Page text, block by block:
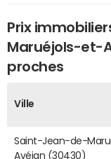
Prix
Maruéjols-et-
proches
Ville
Saint-Jean-de-
Avéjan (30430)